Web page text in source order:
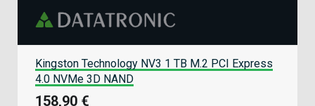
Kingston Technology NV3 1 TB M.2 PCI Express
4.0 NVMe 3D NAND
158,90 €